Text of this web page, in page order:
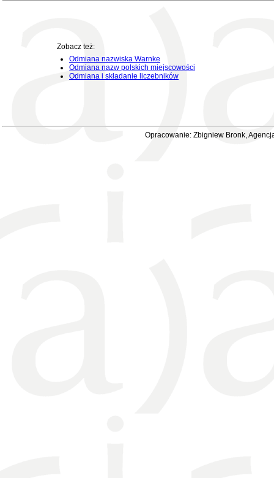
Zobacz też:
Odmiana nazwiska Warnke
Odmiana nazw polskich miejscowości
Odmiana i składanie liczebników
Opracowanie: Zbigniew Bronk,